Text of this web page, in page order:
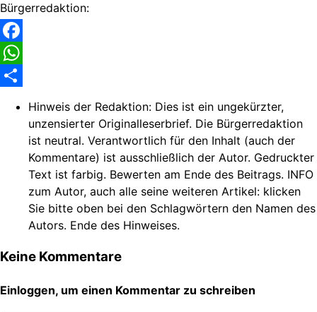
Bürgerredaktion:
Facebook
WhatsApp
Hinweis der Redaktion: Dies ist ein ungekürzter,
unzensierter Originalleserbrief. Die Bürgerredaktion
ist neutral. Verantwortlich für den Inhalt (auch der
Kommentare) ist ausschließlich der Autor. Gedruckter
Text ist farbig. Bewerten am Ende des Beitrags. INFO
zum Autor, auch alle seine weiteren Artikel: klicken
Sie bitte oben bei den Schlagwörtern den Namen des
Autors. Ende des Hinweises.
Keine Kommentare
Einloggen, um einen Kommentar zu schreiben